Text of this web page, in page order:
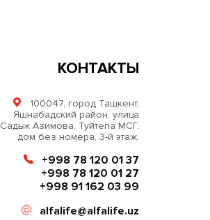
КОНТАКТЫ
100047, город Ташкент,
Яшнабадский район, улица
Садык Азимова, Туйтепа МСГ,
дом без номера, 3-й этаж.
+998 78 120 01 37
+998 78 120 01 27
+998 91 162 03 99
alfalife@alfalife.uz